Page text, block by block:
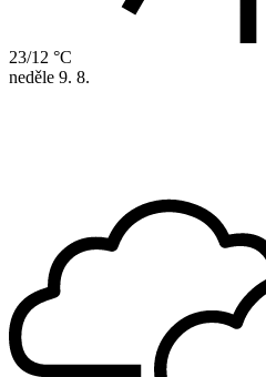
23/12 °C
neděle 9. 8.